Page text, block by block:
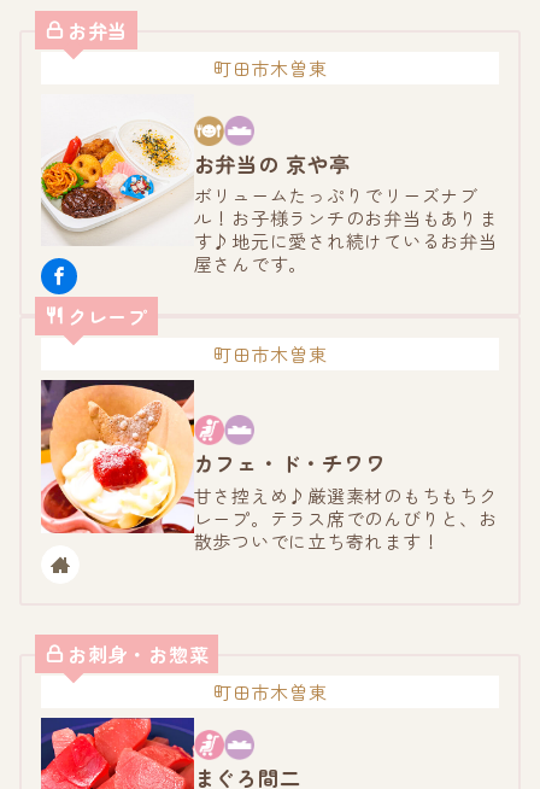
お弁当
町田市木曽東
お弁当の 京や亭
ボリュームたっぷりでリーズナブ
ル！お子様ランチのお弁当もありま
す♪地元に愛され続けているお弁当
屋さんです。
クレープ
町田市木曽東
カフェ・ド・チワワ
甘さ控えめ♪厳選素材のもちもちク
レープ。テラス席でのんびりと、お
散歩ついでに立ち寄れます！
お刺身・お惣菜
町田市木曽東
まぐろ間二